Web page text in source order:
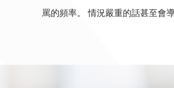
罵的頻率。 情況嚴重的話甚至會